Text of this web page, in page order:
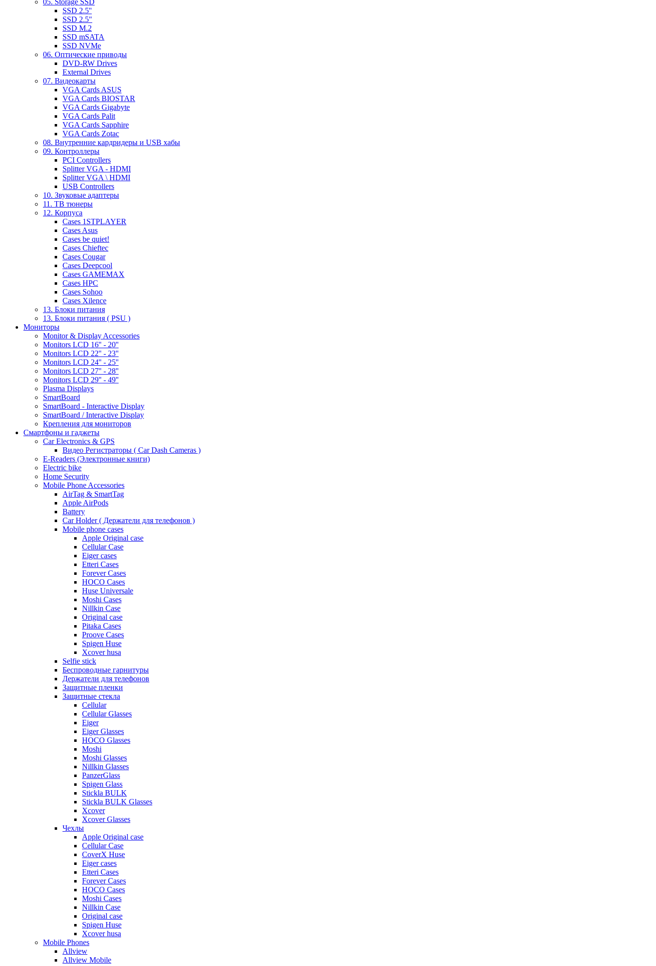
05. Storage SSD
SSD 2.5''
SSD 2.5"
SSD M.2
SSD mSATA
SSD NVMe
06. Оптические приводы
DVD-RW Drives
External Drives
07. Видеокарты
VGA Cards ASUS
VGA Cards BIOSTAR
VGA Cards Gigabyte
VGA Cards Palit
VGA Cards Sapphire
VGA Cards Zotac
08. Внутренние кардридеры и USB хабы
09. Контроллеры
PCI Controllers
Splitter VGA - HDMI
Splitter VGA \ HDMI
USB Controllers
10. Звуковые адаптеры
11. ТВ тюнеры
12. Корпуса
Cases 1STPLAYER
Cases Asus
Cases be quiet!
Cases Chieftec
Cases Cougar
Cases Deepcool
Cases GAMEMAX
Cases HPC
Cases Sohoo
Cases Xilence
13. Блоки питания
13. Блоки питания ( PSU )
Мониторы
Monitor & Display Accessories
Monitors LCD 16'' - 20''
Monitors LCD 22'' - 23''
Monitors LCD 24'' - 25''
Monitors LCD 27'' - 28''
Monitors LCD 29'' - 49''
Plasma Displays
SmartBoard
SmartBoard - Interactive Display
SmartBoard / Interactive Display
Крепления для мониторов
Смартфоны и гаджеты
Car Electronics & GPS
Видео Регистраторы ( Car Dash Cameras )
E-Readers (Электронные книги)
Electric bike
Home Security
Mobile Phone Accessories
AirTag & SmartTag
Apple AirPods
Battery
Car Holder ( Держатели для телефонов )
Mobile phone cases
Apple Original case
Cellular Case
Eiger cases
Etteri Cases
Forever Cases
HOCO Cases
Huse Universale
Moshi Cases
Nillkin Case
Original case
Pitaka Cases
Proove Cases
Spigen Huse
Xcover husa
Selfie stick
Беспроводные гарнитуры
Держатели для телефонов
Защитные пленки
Защитные стекла
Cellular
Cellular Glasses
Eiger
Eiger Glasses
HOCO Glasses
Moshi
Moshi Glasses
Nillkin Glasses
PanzerGlass
Spigen Glass
Stickla BULK
Stickla BULK Glasses
Xcover
Xcover Glasses
Чехлы
Apple Original case
Cellular Case
CoverX Huse
Eiger cases
Etteri Cases
Forever Cases
HOCO Cases
Moshi Cases
Nillkin Case
Original case
Spigen Huse
Xcover husa
Mobile Phones
Allview
Allview Mobile